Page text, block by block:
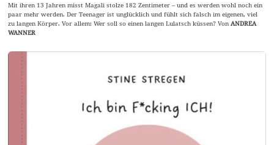
Mit ihren 13 Jahren misst Magali stolze 182 Zentimeter – und es werden wohl noch ein
paar mehr werden. Der Teenager ist unglücklich und fühlt sich falsch im eigenen, viel
zu langen Körper. Vor allem: Wer soll so einen langen Lulatsch küssen? VonANDREA
WANNER